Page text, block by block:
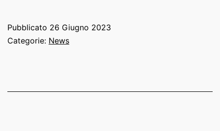
il
Pubblicato 26 Giugno 2023
Categorie: News